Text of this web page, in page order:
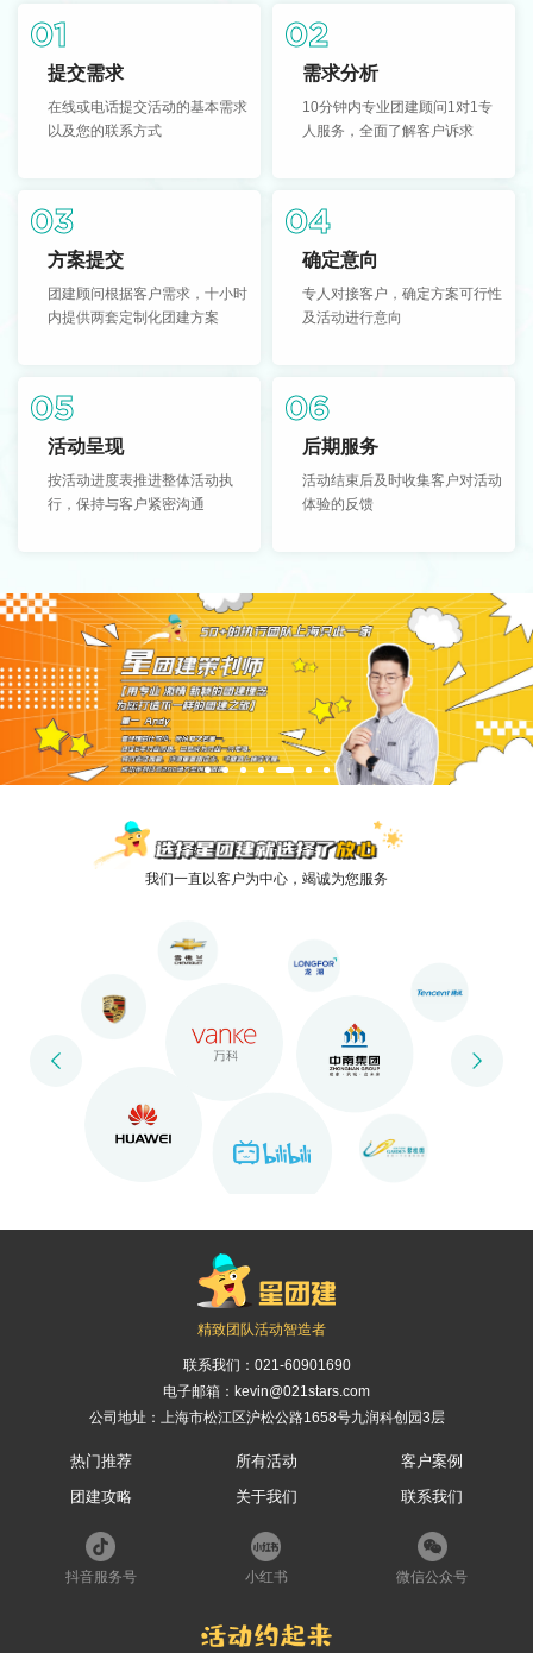
01
提交需求
在线或电话提交活动的基本需求
以及您的联系方式
02
需求分析
10分钟内专业团建顾问1对1专
人服务，全面了解客户诉求
03
方案提交
团建顾问根据客户需求，十小时
内提供两套定制化团建方案
04
确定意向
专人对接客户，确定方案可行性
及活动进行意向
05
活动呈现
按活动进度表推进整体活动执
行，保持与客户紧密沟通
06
后期服务
活动结束后及时收集客户对活动
体验的反馈
我们一直以客户为中心，竭诚为您服务
精致团队活动智造者
联系我们： 021-60901690
电子邮箱：kevin@021stars.com
公司地址：上海市松江区沪松公路1658号九润科创园3层
热门推荐 所有活动
客户案例
团建攻略
关于我们 联系我们
抖音服务号 小红书 微信公众号